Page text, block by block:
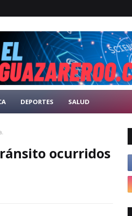
DEPORTES SALUD
ocurridos